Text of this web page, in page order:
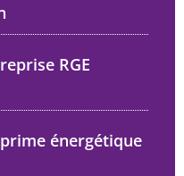
RGE
énergétique